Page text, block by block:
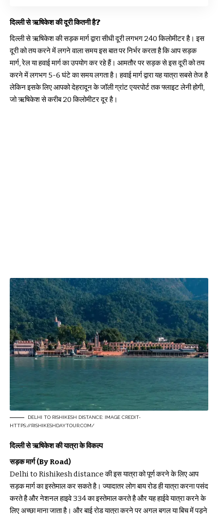
दिल्ली से ऋषिकेश की दूरी कितनी है?
दिल्ली से ऋषिकेश की सड़क मार्ग द्वारा सीधी दूरी लगभग 240 किलोमीटर है। इस
दूरी को तय करने में लगने वाला समय इस बात पर निर्भर करता है कि आप सड़क
मार्ग, रेल या हवाई मार्ग का उपयोग कर रहे हैं। आमतौर पर सड़क से इस दूरी को तय
करने में लगभग 5-6 घंटे का समय लगता है। हवाई मार्ग द्वारा यह यात्रा सबसे तेज है
लेकिन इसके लिए आपको देहरादून के जॉली ग्रांट एयरपोर्ट तक फ्लाइट लेनी होगी,
जो ऋषिकेश से करीब 20 किलोमीटर दूर है।
DELHI TO RISHIKESH DISTANCE: IMAGE CREDIT-
HTTPS://RISHIKESHDAYTOUR.COM/
दिल्ली से ऋषिकेश की यात्रा के विकल्प
सड़क मार्ग (By Road)
Delhi to Rishikesh distance की इस यात्रा को पूर्ण करने के लिए आप
सड़क मार्ग का इस्तेमाल कर सकते है। ज्यादातर लोग बाय रोड ही यात्रा करना पसंद
करते है और नेशनल हाइवे 334 का इस्तेमाल करते है और यह हाईवे यात्रा करने के
लिए अच्छा माना जाता है। और बाई रोड यात्रा करने पर अगल बगल या बिच में पड़ने